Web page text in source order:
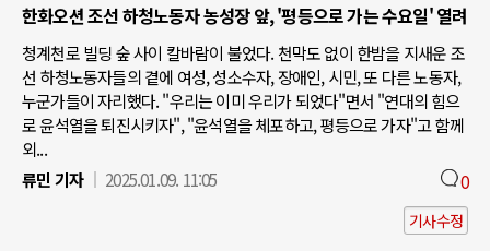
한화오션 조선 하청노동자 농성장 앞, '평등으로 가는 수요일' 열려
청계천로 빌딩 숲 사이 칼바람이 불었다. 천막도 없이 한밤을 지새운 조
선 하청노동자들의 곁에 여성, 성소수자, 장애인, 시민, 또 다른 노동자,
누군가들이 자리했다. "우리는 이미 우리가 되었다"면서 "연대의 힘으
로 윤석열을 퇴진시키자", "윤석열을 체포하고, 평등으로 가자"고 함께
외...
류민 기자
2025.01.09. 11:05 0
기사수정